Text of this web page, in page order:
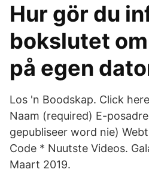
Hur gör du
bokslutet
på egen
Los 'n Boodskap. Click
Naam (required) E-
gepubliseer word nie)
Code * Nuutste Videos.
Maart 2019.